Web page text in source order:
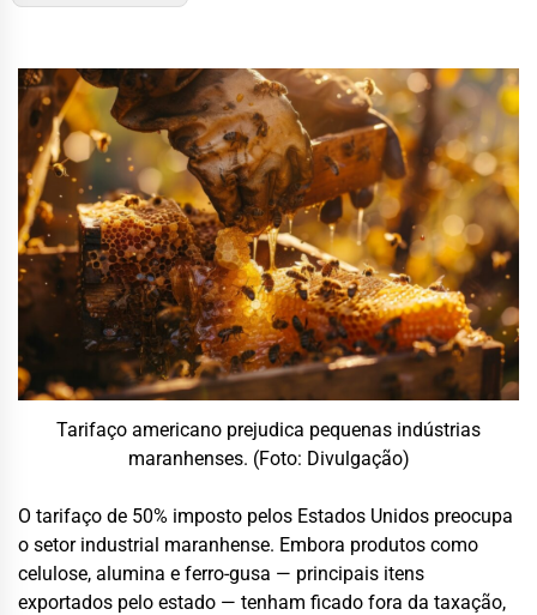
Tarifaço americano prejudica pequenas indústrias
maranhenses. (Foto: Divulgação)
O tarifaço de 50% imposto pelos Estados Unidos preocupa
o setor industrial maranhense. Embora produtos como
celulose, alumina e ferro-gusa — principais itens
exportados pelo estado — tenham ficado fora da taxação,